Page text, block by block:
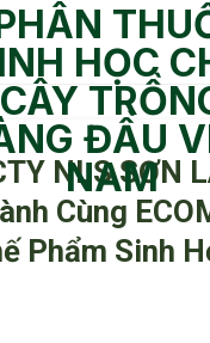
NLS SƠN
Cùng
Phẩm Sinh